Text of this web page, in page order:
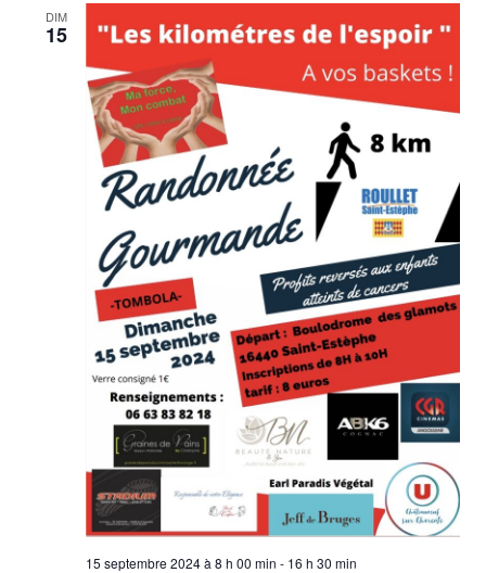
DIM
15
15 septembre 2024 à 8 h 00 min - 16 h 30 min